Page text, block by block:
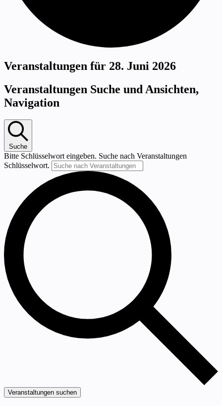
Veranstaltungen für 28. Juni 2026
Veranstaltungen Suche und Ansichten,
Navigation
Suche
Bitte Schlüsselwort eingeben. Suche nach Veranstaltungen
Schlüsselwort.
Veranstaltungen suchen